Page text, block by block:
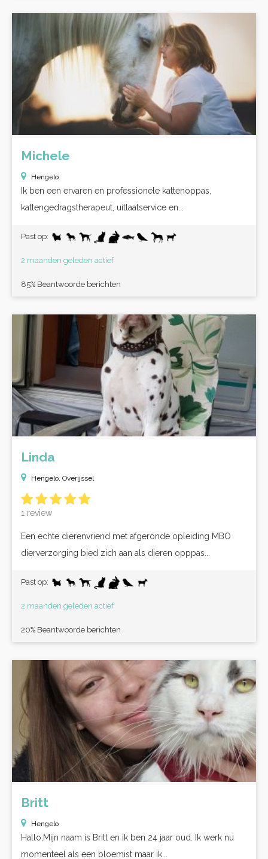
Michele
Hengelo
Ik ben een ervaren en professionele kattenoppas,
kattengedragstherapeut, uitlaatservice en...
Past op:
2 maanden geleden actief
85% Beantwoorde berichten
Linda
Hengelo, Overijssel
1 review
Een echte dierenvriend met afgeronde opleiding MBO
dierverzorging bied zich aan als dieren opppas...
Past op:
2 maanden geleden actief
20% Beantwoorde berichten
Britt
Hengelo
Hallo,Mijn naam is Britt en ik ben 24 jaar oud. Ik werk nu
momenteel als een bloemist maar ik...